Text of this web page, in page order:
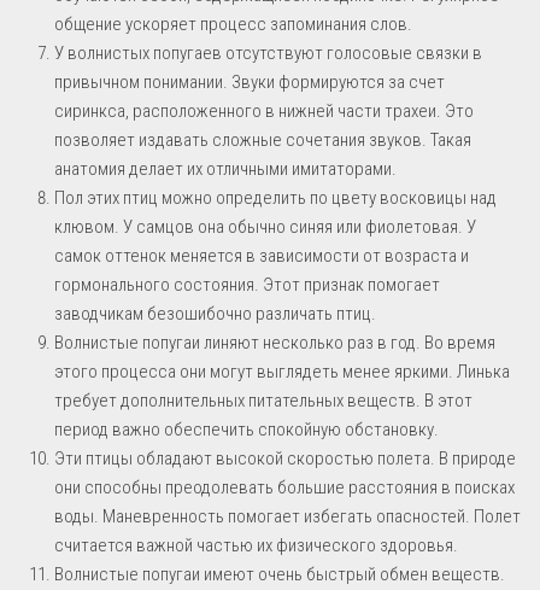
общение ускоряет процесс запоминания слов.
У волнистых попугаев отсутствуют голосовые связки в
привычном понимании. Звуки формируются за счет
сиринкса, расположенного в нижней части трахеи. Это
позволяет издавать сложные сочетания звуков. Такая
анатомия делает их отличными имитаторами.
Пол этих птиц можно определить по цвету восковицы над
клювом. У самцов она обычно синяя или фиолетовая. У
самок оттенок меняется в зависимости от возраста и
гормонального состояния. Этот признак помогает
заводчикам безошибочно различать птиц.
Волнистые попугаи линяют несколько раз в год. Во время
этого процесса они могут выглядеть менее яркими. Линька
требует дополнительных питательных веществ. В этот
период важно обеспечить спокойную обстановку.
Эти птицы обладают высокой скоростью полета. В природе
они способны преодолевать большие расстояния в поисках
воды. Маневренность помогает избегать опасностей. Полет
считается важной частью их физического здоровья.
Волнистые попугаи имеют очень быстрый обмен веществ.